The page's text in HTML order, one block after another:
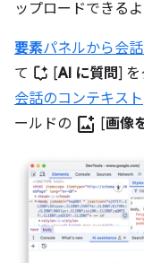
ップロードできる
要素パネルから会
て
[AI に質問]
会話のコンテキスト
ールドの add_photo_alternate [画像